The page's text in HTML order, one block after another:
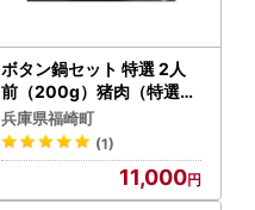
ボタン鍋セット 特選 2人
前（200g）猪肉（特選ロ
ース）自家製味噌付き
兵庫県福崎町
(1)
11,000